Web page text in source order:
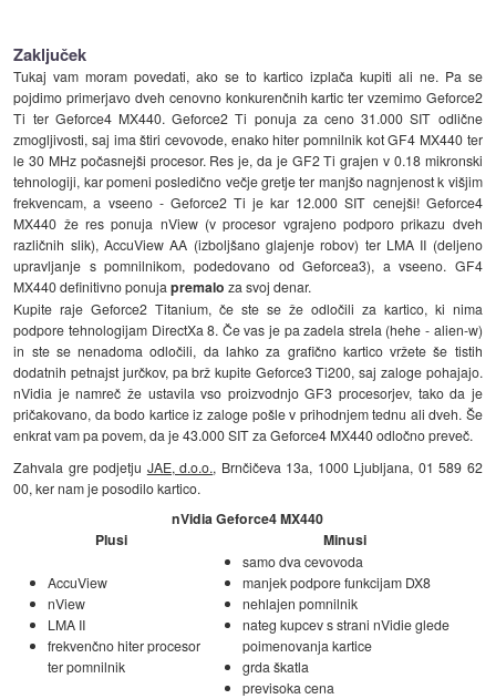
Zaključek
Tukaj vam moram povedati, ako se to kartico izplača kupiti ali ne. Pa se
pojdimo primerjavo dveh cenovno konkurenčnih kartic ter vzemimo Geforce2
Ti ter Geforce4 MX440. Geforce2 Ti ponuja za ceno 31.000 SIT odlične
zmogljivosti, saj ima štiri cevovode, enako hiter pomnilnik kot GF4 MX440 ter
le 30 MHz počasnejši procesor. Res je, da je GF2 Ti grajen v 0.18 mikronski
tehnologiji, kar pomeni posledično večje gretje ter manjšo nagnjenost k višjim
frekvencam, a vseeno - Geforce2 Ti je kar 12.000 SIT cenejši! Geforce4
MX440 že res ponuja nView (v procesor vgrajeno podporo prikazu dveh
različnih slik), AccuView AA (izboljšano glajenje robov) ter LMA II (deljeno
upravljanje s pomnilnikom, podedovano od Geforcea3), a vseeno. GF4
MX440 definitivno ponujapremalo za svoj denar.
Kupite raje Geforce2 Titanium, če ste se že odločili za kartico, ki nima
podpore tehnologijam DirectXa 8. Če vas je pa zadela strela (hehe - alien-w)
in ste se nenadoma odločili, da lahko za grafično kartico vržete še tistih
dodatnih petnajst jurčkov, pa brž kupite Geforce3 Ti200, saj zaloge pohajajo.
nVidia je namreč že ustavila vso proizvodnjo GF3 procesorjev, tako da je
pričakovano, da bodo kartice iz zaloge pošle v prihodnjem tednu ali dveh. Še
enkrat vam pa povem, da je 43.000 SIT za Geforce4 MX440 odločno preveč.
Zahvala gre podjetju JAE, d.o.o., Brnčičeva 13a, 1000 Ljubljana, 01 589 62
00, ker nam je posodilo kartico.
nVidia Geforce4 MX440
Plusi
Minusi
AccuView
nView
LMA II
frekvenčno hiter procesor
ter pomnilnik
samo dva cevovoda
manjek podpore funkcijam DX8
nehlajen pomnilnik
nateg kupcev s strani nVidie glede
poimenovanja kartice
grda škatla
previsoka cena